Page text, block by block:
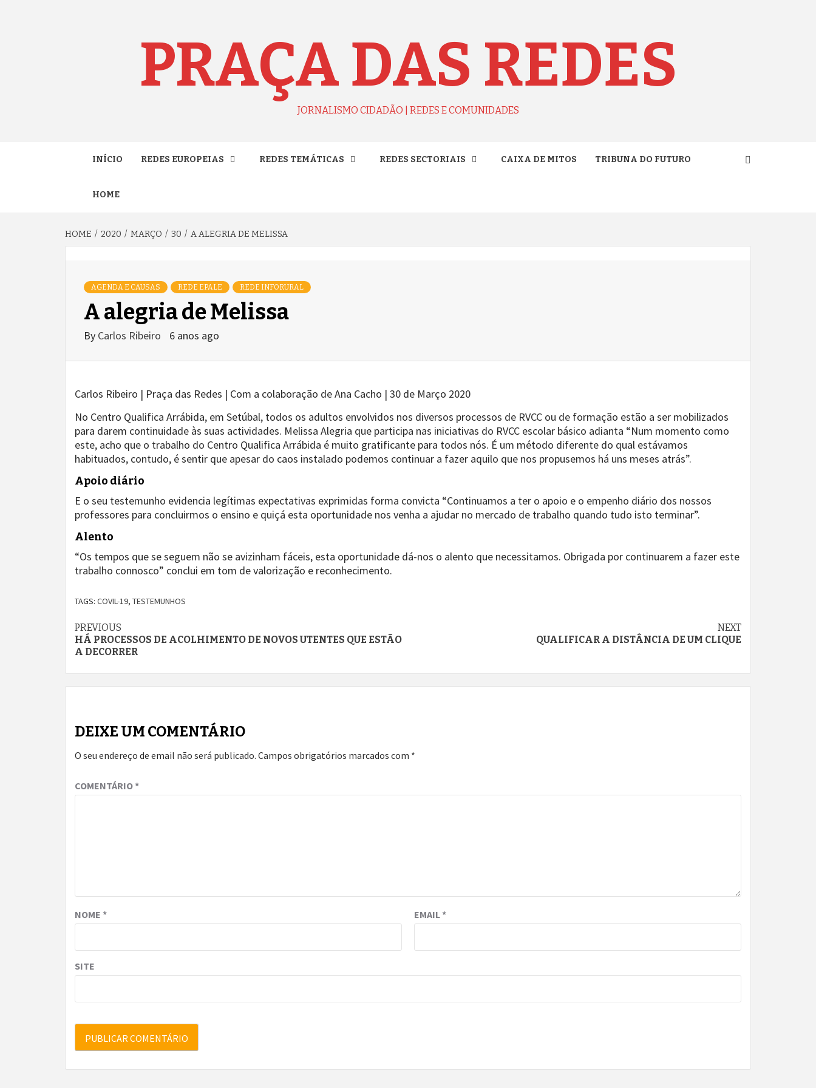
PRAÇA DAS REDES
JORNALISMO CIDADÃO | REDES E COMUNIDADES
INÍCIO REDES EUROPEIAS REDES TEMÁTICAS REDES SECTORIAIS CAIXA DE MITOS TRIBUNA DO FUTURO
HOME
HOME 2020 MARÇO 30 A ALEGRIA DE MELISSA
AGENDA E CAUSAS REDE EPALE REDE INFORURAL
A alegria de Melissa
By Carlos Ribeiro 6 anos ago
Carlos Ribeiro | Praça das Redes | Com a colaboração de Ana Cacho | 30 de Março 2020
No Centro Qualifica Arrábida, em Setúbal, todos os adultos envolvidos nos diversos processos de RVCC ou de formação estão a ser mobilizados
para darem continuidade às suas actividades. Melissa Alegria que participa nas iniciativas do RVCC escolar básico adianta “Num momento como
este, acho que o trabalho do Centro Qualifica Arrábida é muito gratificante para todos nós. É um método diferente do qual estávamos
habituados, contudo, é sentir que apesar do caos instalado podemos continuar a fazer aquilo que nos propusemos há uns meses atrás”.
Apoio diário
E o seu testemunho evidencia legítimas expectativas exprimidas forma convicta “Continuamos a ter o apoio e o empenho diário dos nossos
professores para concluirmos o ensino e quiçá esta oportunidade nos venha a ajudar no mercado de trabalho quando tudo isto terminar”.
Alento
“Os tempos que se seguem não se avizinham fáceis, esta oportunidade dá-nos o alento que necessitamos. Obrigada por continuarem a fazer este
trabalho connosco” conclui em tom de valorização e reconhecimento.
TAGS: COVIL-19, TESTEMUNHOS
Continue
Reading
PREVIOUS
HÁ PROCESSOS DE ACOLHIMENTO DE NOVOS UTENTES QUE ESTÃO
A DECORRER
NEXT
QUALIFICAR A DISTÂNCIA DE UM CLIQUE
DEIXE UM COMENTÁRIO
O seu endereço de email não será publicado. Campos obrigatórios marcados com *
COMENTÁRIO*
NOME * EMAIL*
SITE